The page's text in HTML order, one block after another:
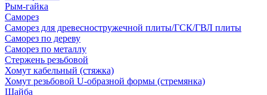
Рым-гайка
Саморез
Саморез для древесностружечной плиты/ГСК/ГВЛ плиты
Саморез по дереву
Саморез по металлу
Стержень резьбовой
Хомут кабельный (стяжка)
Хомут резьбовой U-образной формы (стремянка)
Шайба